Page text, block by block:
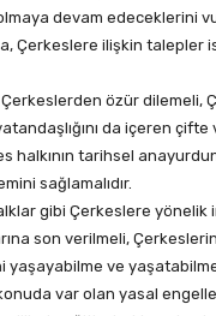
devam edeceklerini
Çerkeslere ilişkin talepler
özür dilemeli,
da içeren çifte
halkının tarihsel
sağlamalıdır.
gibi Çerkeslere yönelik
son verilmeli,
yaşayabilme ve
var olan yasal engeller